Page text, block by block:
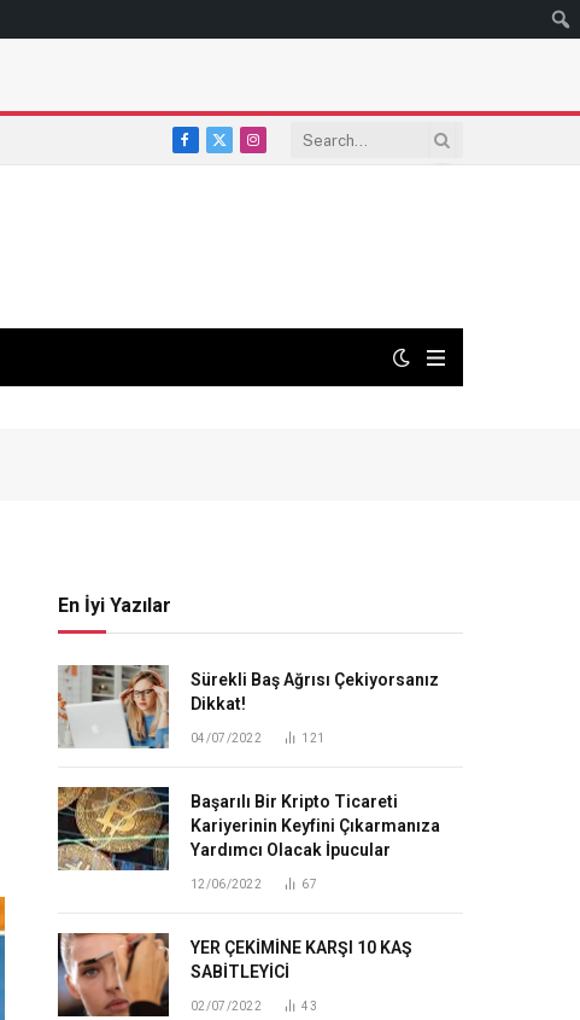
Facebook
X
Instagram
En İyi Yazılar
Sürekli Baş Ağrısı Çekiyorsanız
Dikkat!
04/07/2022 121
Başarılı Bir Kripto Ticareti
Kariyerinin Keyfini Çıkarmanıza
Yardımcı Olacak İpucular
12/06/2022 67
YER ÇEKİMİNE KARŞI 10 KAŞ
SABİTLEYİCİ
02/07/2022 43